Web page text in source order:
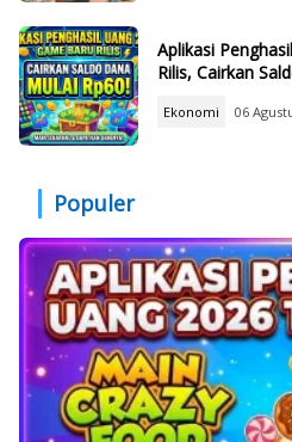
Aplikasi
Rilis, Cairkan
Ekonomi 06
Populer